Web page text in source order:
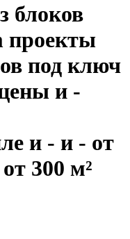
блоков
проекты
под ключ
и -
и - и - от
300 м²